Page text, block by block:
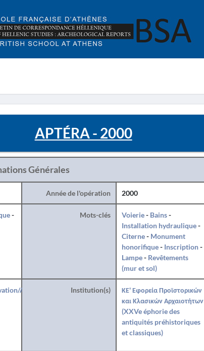
APTÉRA - 2000
Générales
Année de l'opération 2000
-
Mots-clés Voierie- Bains-
Installation hydraulique-
Citerne- Monument
honorifique- Inscription-
Lampe- Revêtements
(mur et sol)
Anastylose Institution(s)
ΚΕ' Εφορεία Προϊστορικών
και Κλασικών Αρχαιοτήτων
(XXVe éphorie des
antiquités préhistoriques
et classiques)